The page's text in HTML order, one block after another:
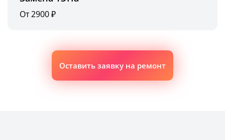
От 2900 ₽
Оставить заявку на ремонт